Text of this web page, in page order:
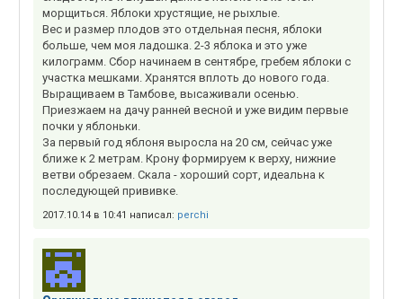
морщиться. Яблоки хрустящие, не рыхлые.
Вес и размер плодов это отдельная песня, яблоки
больше, чем моя ладошка. 2-3 яблока и это уже
килограмм. Сбор начинаем в сентябре, гребем яблоки с
участка мешками. Хранятся вплоть до нового года.
Выращиваем в Тамбове, высаживали осенью.
Приезжаем на дачу ранней весной и уже видим первые
почки у яблоньки.
За первый год яблоня выросла на 20 см, сейчас уже
ближе к 2 метрам. Крону формируем к верху, нижние
ветви обрезаем. Скала - хороший сорт, идеальна к
последующей прививке.
2017.10.14 в 10:41 написал: perchi